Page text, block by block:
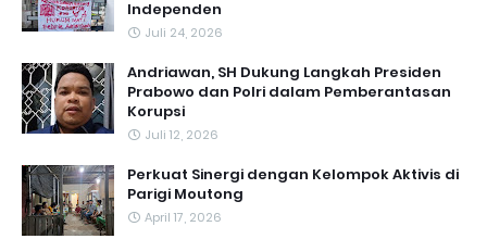
Independen
Juli 24, 2026
Andriawan, SH Dukung Langkah Presiden
Prabowo dan Polri dalam Pemberantasan
Korupsi
Juli 12, 2026
Perkuat Sinergi dengan Kelompok Aktivis di
Parigi Moutong
April 17, 2026